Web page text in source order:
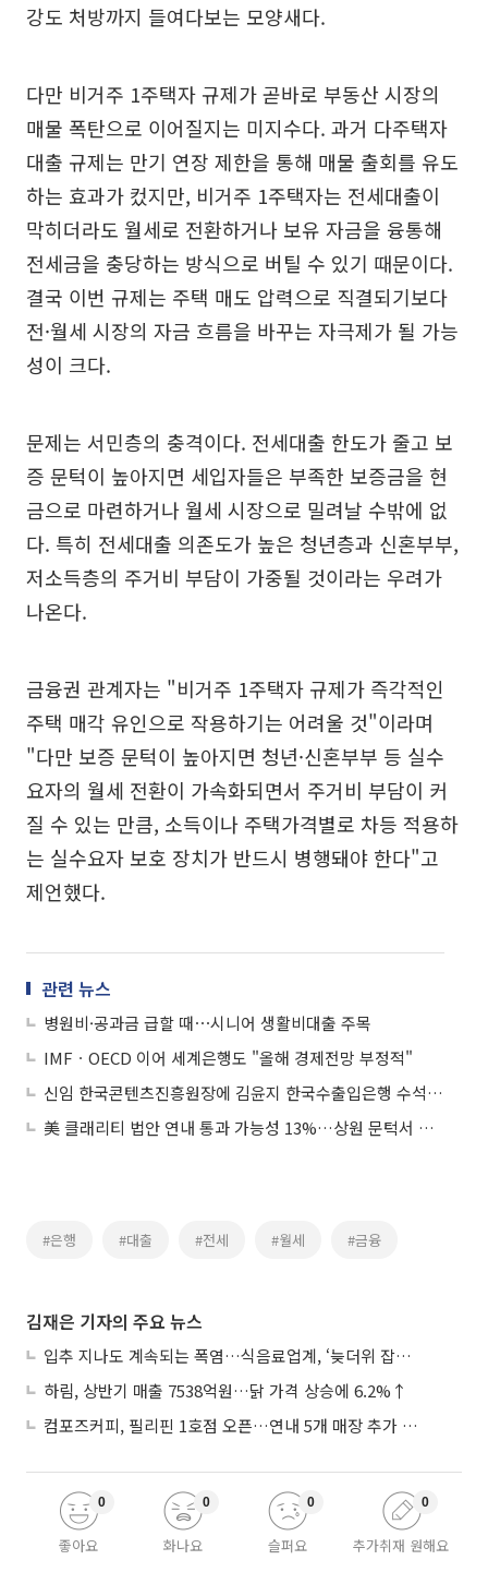
강도 처방까지 들여다보는 모양새다.
다만 비거주 1주택자 규제가 곧바로 부동산 시장의
매물 폭탄으로 이어질지는 미지수다. 과거 다주택자
대출 규제는 만기 연장 제한을 통해 매물 출회를 유도
하는 효과가 컸지만, 비거주 1주택자는 전세대출이
막히더라도 월세로 전환하거나 보유 자금을 융통해
전세금을 충당하는 방식으로 버틸 수 있기 때문이다.
결국 이번 규제는 주택 매도 압력으로 직결되기보다
전·월세 시장의 자금 흐름을 바꾸는 자극제가 될 가능
성이 크다.
문제는 서민층의 충격이다. 전세대출 한도가 줄고 보
증 문턱이 높아지면 세입자들은 부족한 보증금을 현
금으로 마련하거나 월세 시장으로 밀려날 수밖에 없
다. 특히 전세대출 의존도가 높은 청년층과 신혼부부,
저소득층의 주거비 부담이 가중될 것이라는 우려가
나온다.
금융권 관계자는 "비거주 1주택자 규제가 즉각적인
주택 매각 유인으로 작용하기는 어려울 것"이라며
"다만 보증 문턱이 높아지면 청년·신혼부부 등 실수
요자의 월세 전환이 가속화되면서 주거비 부담이 커
질 수 있는 만큼, 소득이나 주택가격별로 차등 적용하
는 실수요자 보호 장치가 반드시 병행돼야 한다"고
제언했다.
관련 뉴스
병원비·공과금 급할 때⋯시니어 생활비대출 주목
IMFㆍOECD 이어 세계은행도 "올해 경제전망 부정적"
신임 한국콘텐츠진흥원장에 김윤지 한국수출입은행 수석연구원 임명
美 클래리티 법안 연내 통과 가능성 13%…상원 문턱서 제동
#은행 #대출 #전세 #월세 #금융
김재은 기자의 주요 뉴스
입추 지나도 계속되는 폭염…식음료업계, ‘늦더위 잡기’ 전력 투구
하림, 상반기 매출 7538억원…닭 가격 상승에 6.2%↑
컴포즈커피, 필리핀 1호점 오픈…연내 5개 매장 추가 출점
좋아요
0
화나요
0
슬퍼요
0
추가취재 원해요
0